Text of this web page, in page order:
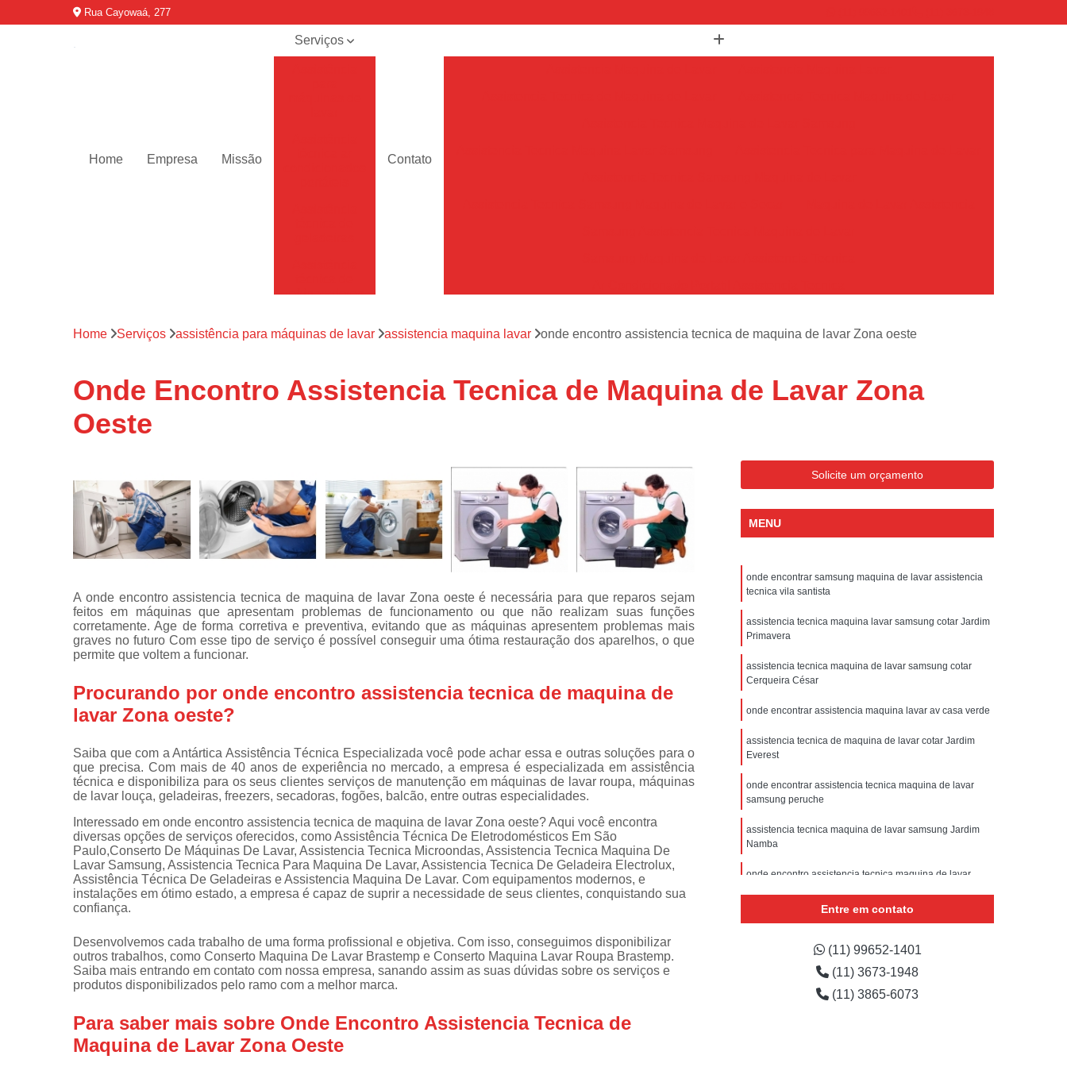
Rua Cayowaá, 277
Home Empresa Missão
Serviços
refrigeradores
técnica de
técnicas de
fogão
Conserto de
máquinas de
lavar
Consertos de
adega
geladeiras
expositoras
Instalação de
máquinas de
lava e seca
Manutenções
de fogão
Manutenções
em freezer
Contato
Assistencia Tecnica Ar Condicionado Portatil
Assistencia Tecnica Ar Condicionado Portatil Philco
Assistencia Tecnica de Ar Condicionado Portatil Philco
Assistencia Tecnica em Ar Condicionado Portatil
Assistencia Tecnica para Ar Condicionado Portatil
Assistencia Tecnica de Geladeira
Assistencia Tecnica de Geladeira Electrolux
Assistencia Tecnica Geladeira Electrolux
Assistencia Tecnica Resfriar Geladeira
Electrolux Assistencia Tecnica Geladeira
Electrolux Geladeira Assistencia Tecnica
Geladeira Assistencia Tecnica
Assistencia Tecnica de Refrigerador
Assistencia Tecnica de Refrigerador Electrolux
Assistencia Tecnica Electrolux Refrigerador
Assistencia Tecnica Refrigerador com Defeito
Assistencia Tecnica Refrigerador com Problema
Assistencia Tecnica Refrigerador Electrolux
Assistencia Tecnica Refrigerador Não Liga
Refrigerador Assistencia Tecnica
Refrigerador Electrolux Assistencia Tecnica
Assistencia Tecnica Lavadora Secadora Samsung
Assistencia Tecnica Maquina Secadora
Assistencia Tecnica Maquina Secadora de Roupa
Assistencia Tecnica Samsung Lavadora e Secadora
Assistencia Tecnica Secadora
Assistencia Tecnica Secadora Enxuta
Assistencia Tecnica Secadora Samsung
Assistencia Tecnica de Fogão
Assistencia Tecnica de Fogão Brastemp
Home Serviços assistência para máquinas de lavar assistencia maquina lavar onde encontro assistencia tecnica de maquina de lavar Zona oeste
Onde Encontro Assistencia Tecnica de Maquina de Lavar Zona
Oeste
A onde encontro assistencia tecnica de maquina de lavar Zona oeste é necessária para que reparos sejam
feitos em máquinas que apresentam problemas de funcionamento ou que não realizam suas funções
corretamente. Age de forma corretiva e preventiva, evitando que as máquinas apresentem problemas mais
graves no futuro Com esse tipo de serviço é possível conseguir uma ótima restauração dos aparelhos, o que
permite que voltem a funcionar.
Procurando por onde encontro assistencia tecnica de maquina de
lavar Zona oeste?
Saiba que com a Antártica Assistência Técnica Especializada você pode achar essa e outras soluções para o
que precisa. Com mais de 40 anos de experiência no mercado, a empresa é especializada em assistência
técnica e disponibiliza para os seus clientes serviços de manutenção em máquinas de lavar roupa, máquinas
de lavar louça, geladeiras, freezers, secadoras, fogões, balcão, entre outras especialidades.
Interessado em onde encontro assistencia tecnica de maquina de lavar Zona oeste? Aqui você encontra
diversas opções de serviços oferecidos, como Assistência Técnica De Eletrodomésticos Em São
Paulo,Conserto De Máquinas De Lavar, Assistencia Tecnica Microondas, Assistencia Tecnica Maquina De
Lavar Samsung, Assistencia Tecnica Para Maquina De Lavar, Assistencia Tecnica De Geladeira Electrolux,
Assistência Técnica De Geladeiras e Assistencia Maquina De Lavar. Com equipamentos modernos, e
instalações em ótimo estado, a empresa é capaz de suprir a necessidade de seus clientes, conquistando sua
confiança.
Desenvolvemos cada trabalho de uma forma profissional e objetiva. Com isso, conseguimos disponibilizar
outros trabalhos, como Conserto Maquina De Lavar Brastemp e Conserto Maquina Lavar Roupa Brastemp.
Saiba mais entrando em contato com nossa empresa, sanando assim as suas dúvidas sobre os serviços e
produtos disponibilizados pelo ramo com a melhor marca.
Para saber mais sobre Onde Encontro Assistencia Tecnica de
Maquina de Lavar Zona Oeste
Solicite um orçamento
MENU
onde encontrar samsung maquina de lavar assistencia
tecnica vila santista
assistencia tecnica maquina lavar samsung cotar Jardim
Primavera
assistencia tecnica maquina de lavar samsung cotar
Cerqueira César
onde encontrar assistencia maquina lavar av casa verde
assistencia tecnica de maquina de lavar cotar Jardim
Everest
onde encontrar assistencia tecnica maquina de lavar
samsung peruche
assistencia tecnica maquina de lavar samsung Jardim
Namba
onde encontro assistencia tecnica maquina de lavar
onde encontro assistencia tecnica maquina de lavar
samsung vila ciqueira
Entre em contato
(11) 99652-1401
(11) 3673-1948
(11) 3865-6073